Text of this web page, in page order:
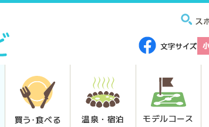
買う･食べる 温泉・宿泊 モデルコース